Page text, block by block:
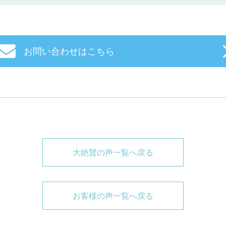
お問い合わせはこちら
大絶賛の声一覧へ戻る
お客様の声一覧へ戻る